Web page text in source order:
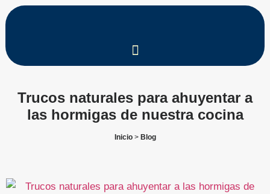
Trucos naturales para ahuyentar a
las hormigas de nuestra cocina
Inicio> Blog